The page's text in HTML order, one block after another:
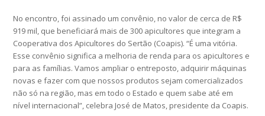
No encontro, foi assinado um convênio, no valor de cerca de R$
919 mil, que beneficiará mais de 300 apicultores que integram a
Cooperativa dos Apicultores do Sertão (Coapis). “É uma vitória.
Esse convênio significa a melhoria de renda para os apicultores e
para as famílias. Vamos ampliar o entreposto, adquirir máquinas
novas e fazer com que nossos produtos sejam comercializados
não só na região, mas em todo o Estado e quem sabe até em
nível internacional”, celebra José de Matos, presidente da Coapis.